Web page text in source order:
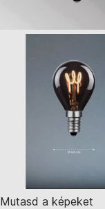
Mutasd a képeket